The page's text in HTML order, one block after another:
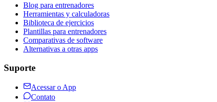
Blog para entrenadores
Herramientas y calculadoras
Biblioteca de ejercicios
Plantillas para entrenadores
Comparativas de software
Alternativas a otras apps
Suporte
Acessar o App
Contato